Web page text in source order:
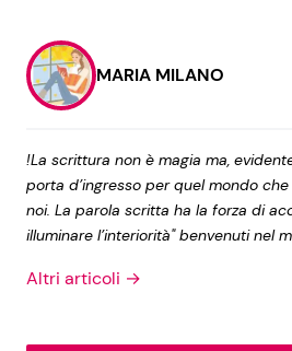
MARIA MILANO
!La scrittura non è magia ma,
porta d’ingresso per quel mondo
noi. La parola scritta ha la forza di
illuminare l’interiorità" benvenuti nel
Altri articoli →